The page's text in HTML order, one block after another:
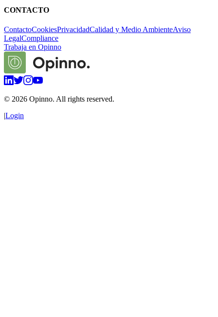
CONTACTO
ContactoCookiesPrivacidadCalidad y Medio AmbienteAviso
LegalCompliance
Trabaja en Opinno
© 2026 Opinno. All rights reserved.
|Login